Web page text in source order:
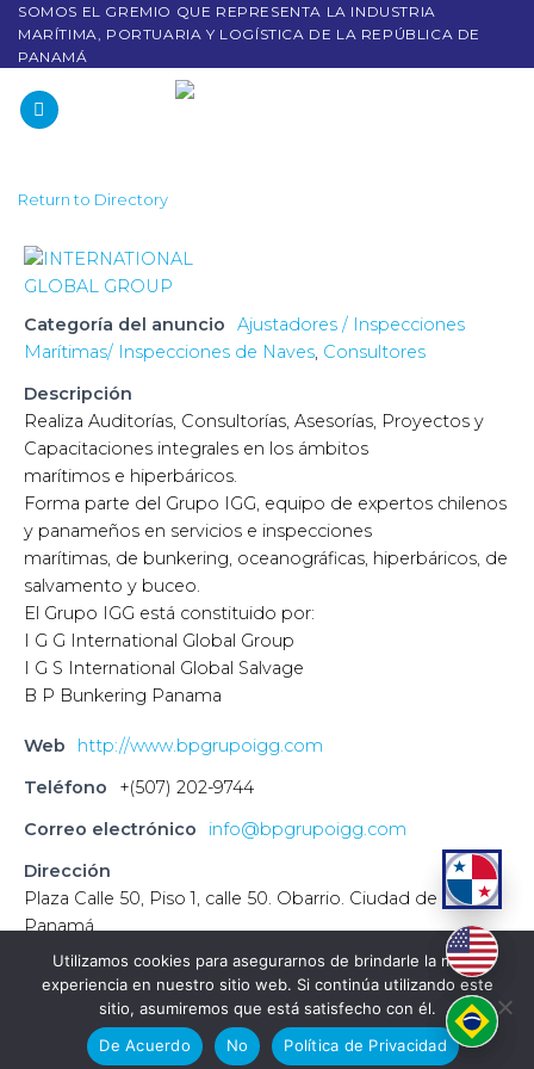
SOMOS EL GREMIO QUE REPRESENTA LA INDUSTRIA
MARÍTIMA, PORTUARIA Y LOGÍSTICA DE LA REPÚBLICA DE
PANAMÁ
Return to Directory
Categoría del anuncio
Ajustadores / Inspecciones
Marítimas/ Inspecciones de Naves, Consultores
Descripción
Realiza Auditorías, Consultorías, Asesorías, Proyectos y
Capacitaciones integrales en los ámbitos
marítimos e hiperbáricos.
Forma parte del Grupo IGG, equipo de expertos chilenos
y panameños en servicios e inspecciones
marítimas, de bunkering, oceanográficas, hiperbáricos, de
salvamento y buceo.
El Grupo IGG está constituido por:
I G G International Global Group
I G S International Global Salvage
B P Bunkering Panama
Web
http://www.bpgrupoigg.com
Teléfono
+(507) 202-9744
Correo electrónico
info@bpgrupoigg.com
Dirección
Plaza Calle 50, Piso 1, calle 50. Obarrio. Ciudad de
Panamá
Copyright 2026 © Cámara Marítima de Panamá
Utilizamos cookies para asegurarnos de brindarle la mejor
experiencia en nuestro sitio web. Si continúa utilizando este
sitio, asumiremos que está satisfecho con él.
De Acuerdo
No Política de Privacidad